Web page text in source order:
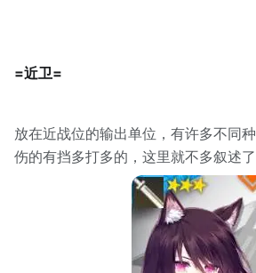
=近卫=
放在近战位的输出单位，有许多不同
伤的有挡多打多的，这里就不多叙述了